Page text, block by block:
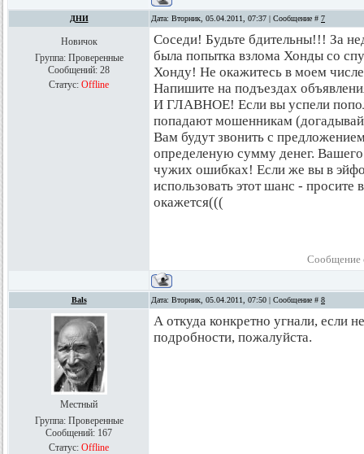
ДНИ Дата: Вторник, 05.04.2011, 07:37 | Сообщение # 7
Новичок
Группа: Проверенные
Сообщений: 28
Статус: Offline
Соседи! Будьте бдительны!!! За
была попытка взлома Хонды со
Хонду! Не окажитесь в моем
Напишите на подъездах
И ГЛАВНОЕ! Если вы успели
попадают мошенникам
Вам будут звонить с
определеную сумму денег.
чужих ошибках! Если же вы в
использовать этот шанс -
окажется(((
Сообщение
Bals Дата: Вторник, 05.04.2011, 07:50 | Сообщение # 8
Местный
Группа: Проверенные
Сообщений: 167
Статус: Offline
А откуда конкретно угнали, если
подробности, пожалуйста.